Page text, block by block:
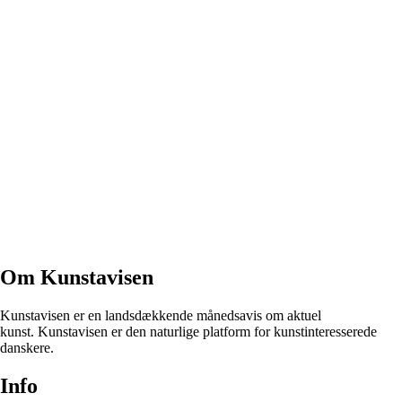
Om Kunstavisen
Kunstavisen er en landsdækkende månedsavis om aktuel
kunst. Kunstavisen er den naturlige platform for kunstinteresserede
danskere.
Info